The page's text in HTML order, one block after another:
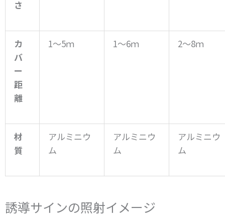
さ
カ
バ
ー
距
離
1～5ｍ 1～6ｍ 2～8ｍ
材
質
アルミニウ
ム
アルミニウ
ム
アルミニウ
ム
誘導サインの照射イメージ